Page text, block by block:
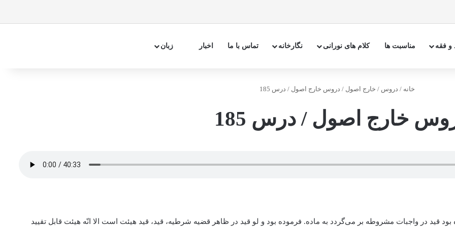
و فقه مناسبت ها کلام های نورانی نگارخانه تماس با ما اخبار زبان
خانه / دروس / خارج اصول / دروس خارج اصول / درس 185
خارج اصول / درس 185
در واجبات مشروطه بر می‌‌گردد به ماده. فرموده بود و لو قید در ظاهر قضیه شرطیه، قید، قید هیئت است الا انّه هیئت قابل تقیید